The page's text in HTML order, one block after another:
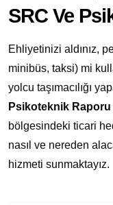
SRC Ve
Ehliyetinizi aldınız,
minibüs, taksi) mi
yolcu taşımacılığı
Psikoteknik Raporu
bölgesindeki ticari
nasıl ve nereden
hizmeti sunmaktayız.